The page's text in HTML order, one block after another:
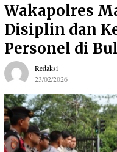
Wakapolres
Disiplin dan
Personel di
Redaksi
23/02/2026